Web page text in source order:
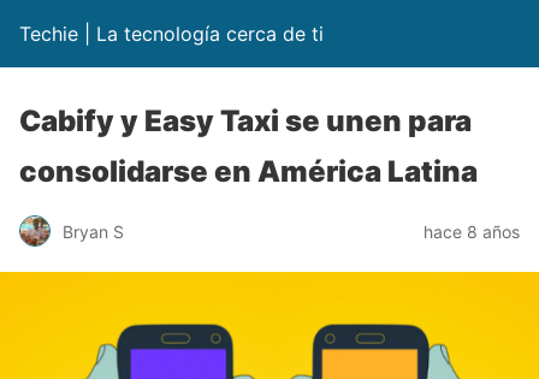
Techie | La tecnología cerca de ti
Cabify y Easy Taxi se unen para
consolidarse en América Latina
Bryan S hace 8 años